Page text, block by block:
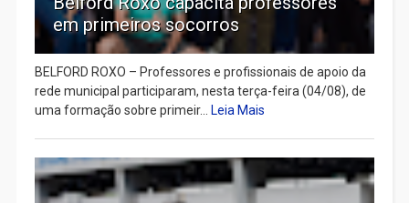
em primeiros socorros
BELFORD ROXO – Professores e profissionais de apoio da
rede municipal participaram, nesta terça-feira (04/08), de
uma formação sobre primeir... Leia Mais